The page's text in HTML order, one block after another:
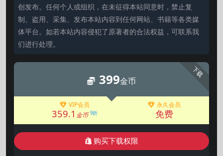
创发布。任何个人或组织，在未征得本站同意时，禁止复
制、盗用、采集、发布本站内容到任何网站、书籍等各类媒
体平台。如若本站内容侵犯了原著者的合法权益，可联系我
们进行处理。
下载
399金币
VIP会员
359.1 金币 9折
永久会员
免费
购买下载权限